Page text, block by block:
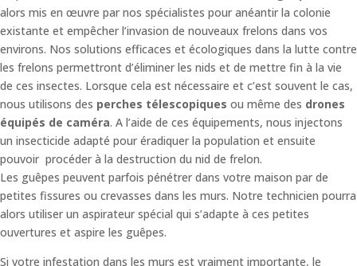
alors mis en œuvre par nos spécialistes pour anéantir la colonie
existante et empêcher l’invasion de nouveaux frelons dans vos
environs. Nos solutions efficaces et écologiques dans la lutte contre
les frelons permettront d’éliminer les nids et de mettre fin à la vie
de ces insectes. Lorsque cela est nécessaire et c’est souvent le cas,
nous utilisons des perches télescopiques ou même des drones
équipés de caméra. A l’aide de ces équipements, nous injectons
un insecticide adapté pour éradiquer la population et ensuite
pouvoir procéder à la destruction du nid de frelon.
Les guêpes peuvent parfois pénétrer dans votre maison par de
petites fissures ou crevasses dans les murs. Notre technicien pourra
alors utiliser un aspirateur spécial qui s’adapte à ces petites
ouvertures et aspire les guêpes.
Si votre infestation dans les murs est vraiment importante, le